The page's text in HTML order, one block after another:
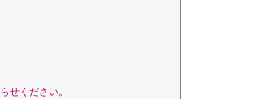
せください。